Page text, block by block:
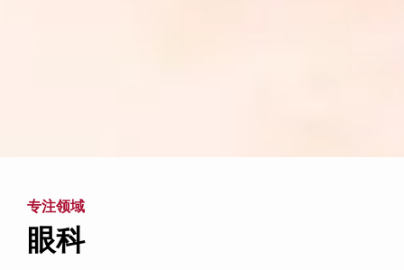
专注领域
眼科